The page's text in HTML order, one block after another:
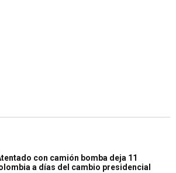
con camión bomba deja 11
a días del cambio presidencial